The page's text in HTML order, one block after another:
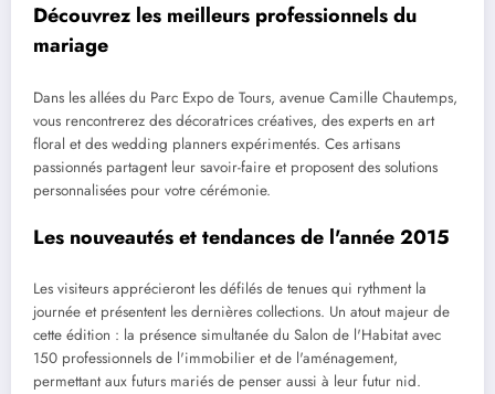
Découvrez les meilleurs professionnels du
mariage
Dans les allées du Parc Expo de Tours, avenue Camille Chautemps,
vous rencontrerez des décoratrices créatives, des experts en art
floral et des wedding planners expérimentés. Ces artisans
passionnés partagent leur savoir-faire et proposent des solutions
personnalisées pour votre cérémonie.
Les nouveautés et tendances de l'année 2015
Les visiteurs apprécieront les défilés de tenues qui rythment la
journée et présentent les dernières collections. Un atout majeur de
cette édition : la présence simultanée du Salon de l'Habitat avec
150 professionnels de l'immobilier et de l'aménagement,
permettant aux futurs mariés de penser aussi à leur futur nid.